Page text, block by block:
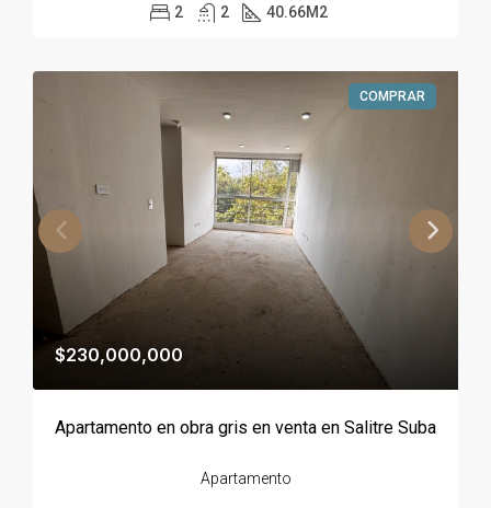
2 2 40.66M2
COMPRAR
$230,000,000
Apartamento en obra gris en venta en Salitre Suba
Apartamento